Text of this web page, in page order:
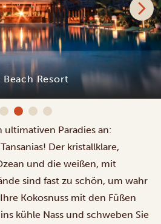
Beach Resort
Paradies an:
Der kristallklare,
und die weißen, mit
sind fast zu schön, um wahr
Kokosnuss mit den Füßen
kühle Nass und schweben Sie